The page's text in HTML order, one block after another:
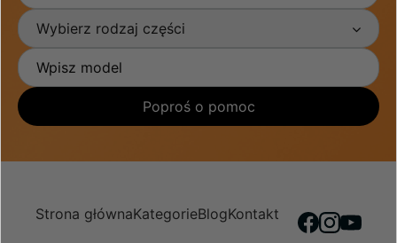
Wybierz rodzaj części
Poproś o pomoc
Strona głównaKategorieBlogKontakt